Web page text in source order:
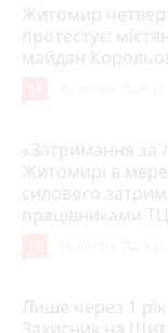
Житомир
протестує:
майдан
«Затримання за
Житомирі в
силового
працівниками
Лише через 1